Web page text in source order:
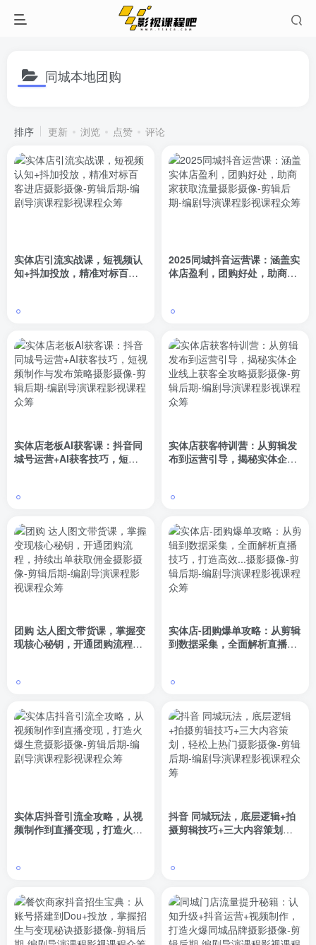
同城本地团购
排序 更新 浏览 点赞 评论
实体店引流实战课，短视频认
知+抖加投放，精准对标百客
2025同城抖音运营课：涵盖实
体店盈利，团购好处，助商家
实体店老板AI获客课：抖音同
城号运营+AI获客技巧，短视
实体店获客特训营：从剪辑发
布到运营引导，揭秘实体企业
团购 达人图文带货课，掌握变
现核心秘钥，开通团购流程，
实体店-团购爆单攻略：从剪辑
到数据采集，全面解析直播技
实体店抖音引流全攻略，从视
频制作到直播变现，打造火爆
抖音 同城玩法，底层逻辑+拍
摄剪辑技巧+三大内容策划，